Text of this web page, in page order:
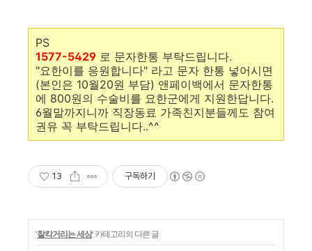
PS
1577-5429 로 문자한통 부탁드립니다.
"요한이를 응원합니다" 라고 문자 한통 넣어시면
(본인은 10월20원 부담) 앤페이백에서 문자한통
에 800원의 수술비를 요한군에게 지원한답니다.
6월말까지니까 직장동료 가족친지분들께도 참여
권유 꼭 부탁드립니다..^^
13 구독하기
'찰칵거리는 세상' 카테고리의 다른 글